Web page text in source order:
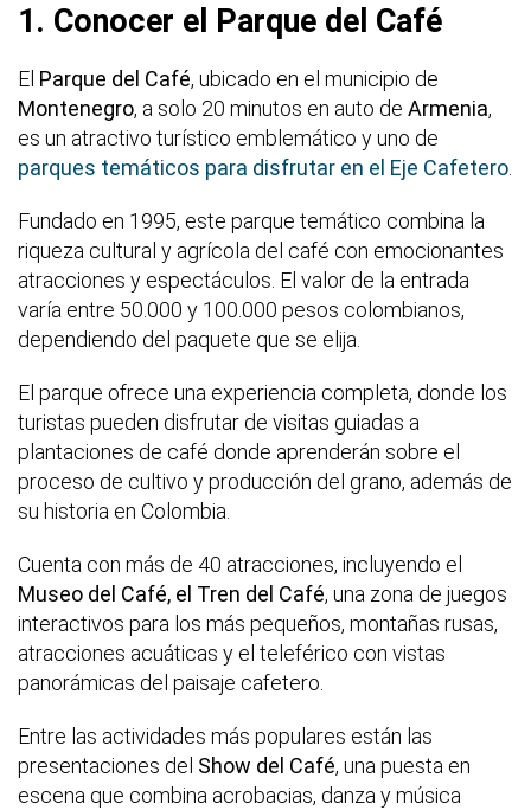
1. Conocer el Parque del Café
El Parque del Café, ubicado en el municipio de
Montenegro, a solo 20 minutos en auto de Armenia,
es un atractivo turístico emblemático y uno de
parques temáticos para disfrutar en el Eje Cafetero
Fundado en 1995, este parque temático combina la
riqueza cultural y agrícola del café con emocionantes
atracciones y espectáculos. El valor de la entrada
varía entre 50.000 y 100.000 pesos colombianos,
dependiendo del paquete que se elija.
El parque ofrece una experiencia completa, donde los
turistas pueden disfrutar de visitas guiadas a
plantaciones de café donde aprenderán sobre el
proceso de cultivo y producción del grano, además de
su historia en Colombia.
Cuenta con más de 40 atracciones, incluyendo el
Museo del Café, el Tren del Café, una zona de juegos
interactivos para los más pequeños, montañas rusas,
atracciones acuáticas y el teleférico con vistas
panorámicas del paisaje cafetero.
Entre las actividades más populares están las
presentaciones del Show del Café, una puesta en
escena que combina acrobacias, danza y música